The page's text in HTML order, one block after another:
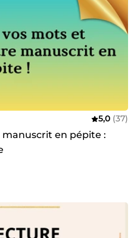
5,0 (37)
en pépite :